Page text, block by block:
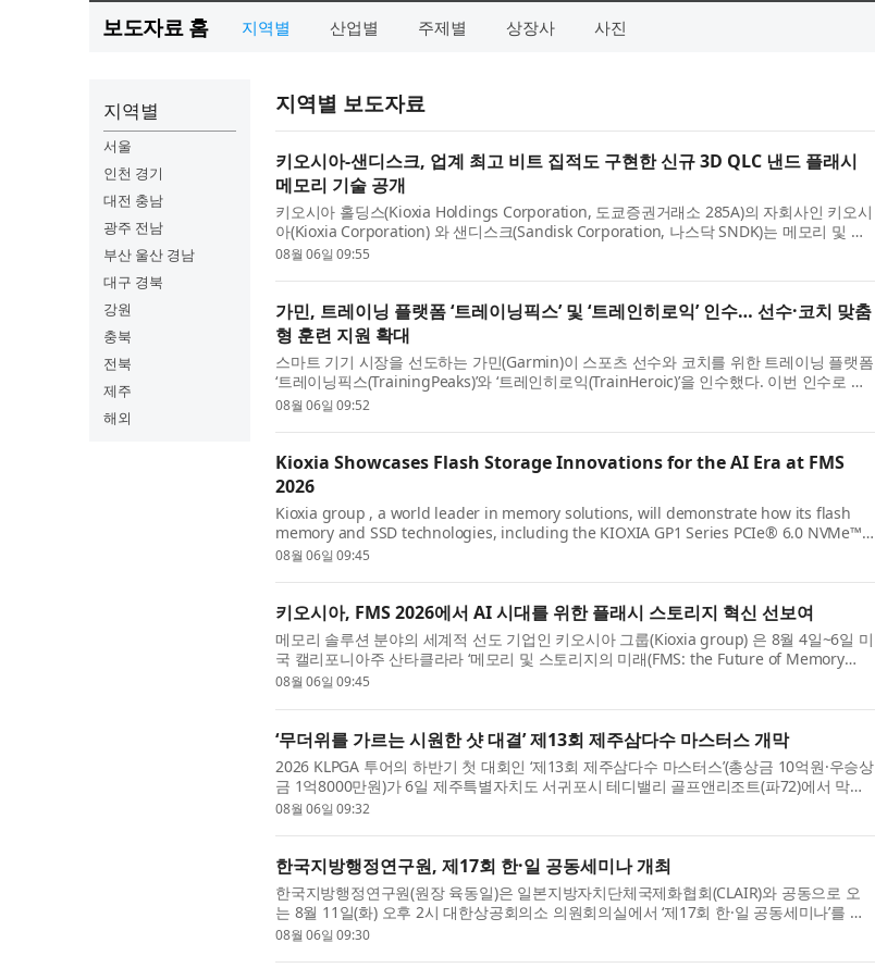
보도자료 홈 지역별 산업별 주제별 상장사 사진
지역별
서울
인천 경기
대전 충남
광주 전남
부산 울산 경남
대구 경북
강원
충북
전북
제주
해외
지역별 보도자료
키오시아-샌디스크, 업계 최고 비트 집적도 구현한 신규 3D QLC 낸드 플래시
메모리 기술 공개
키오시아 홀딩스(Kioxia Holdings Corporation, 도쿄증권거래소 285A)의 자회사인 키오시
아(Kioxia Corporation) 와 샌디스크(Sandisk Corporation, 나스닥 SNDK)는 메모리 및 스
토리지의 미래 콘퍼런스(Future of Memory and Storage Conference, FMS)에서 차세대
08월 06일 09:55
가민, 트레이닝 플랫폼 ‘트레이닝픽스’ 및 ‘트레인히로익’ 인수… 선수·코치 맞춤
형 훈련 지원 확대
스마트 기기 시장을 선도하는 가민(Garmin)이 스포츠 선수와 코치를 위한 트레이닝 플랫폼
‘트레이닝픽스(TrainingPeaks)’와 ‘트레인히로익(TrainHeroic)’을 인수했다. 이번 인수로 가
민은 피트니스 및 웰니스 생태계 전반에 새로운 코칭과 트레이닝 역량을 더했다. ...
08월 06일 09:52
Kioxia Showcases Flash Storage Innovations for the AI Era at FMS
2026
Kioxia group , a world leader in memory solutions, will demonstrate how its flash
memory and SSD technologies, including the KIOXIA GP1 Series PCIe® 6.0 NVMe™
Super High IOPS SSDs, optimized for GPU direct access, are enabling the next
08월 06일 09:45
키오시아, FMS 2026에서 AI 시대를 위한 플래시 스토리지 혁신 선보여
메모리 솔루션 분야의 세계적 선도 기업인 키오시아 그룹(Kioxia group) 은 8월 4일~6일 미
국 캘리포니아주 산타클라라 ‘메모리 및 스토리지의 미래(FMS: the Future of Memory
and Storage)’ 행사에서 GPU 직접 액세스에 최적화된 키오시아 GP1 시리즈(KIOXIA GP1
08월 06일 09:45
‘무더위를 가르는 시원한 샷 대결’ 제13회 제주삼다수 마스터스 개막
2026 KLPGA 투어의 하반기 첫 대회인 ‘제13회 제주삼다수 마스터스’(총상금 10억원·우승상
금 1억8000만원)가 6일 제주특별자치도 서귀포시 테디밸리 골프앤리조트(파72)에서 막을
올렸다. 올해로 13회를 맞은 제주삼다수 마스터스는 ‘축제니까 즐겨마심’이라는 대회 ...
08월 06일 09:32
한국지방행정연구원, 제17회 한·일 공동세미나 개최
한국지방행정연구원(원장 육동일)은 일본지방자치단체국제화협회(CLAIR)와 공동으로 오
는 8월 11일(화) 오후 2시 대한상공회의소 의원회의실에서 ‘제17회 한·일 공동세미나’를 개
최한다. 이번 세미나는 ‘지역 과제 대응을 위한 리질리언스 강화와 지역 활성화’를 주...
08월 06일 09:30